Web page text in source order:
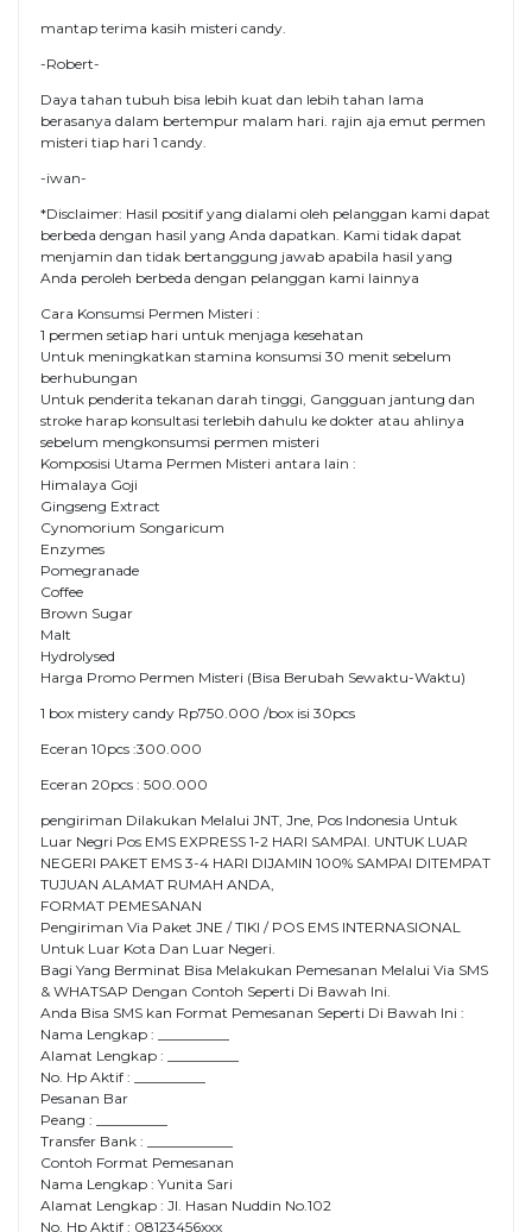
mantap terima kasih misteri candy.
-Robert-
Daya tahan tubuh bisa lebih kuat dan lebih tahan lama
berasanya dalam bertempur malam hari. rajin aja emut permen
misteri tiap hari 1 candy.
-iwan-
*Disclaimer: Hasil positif yang dialami oleh pelanggan kami dapat
berbeda dengan hasil yang Anda dapatkan. Kami tidak dapat
menjamin dan tidak bertanggung jawab apabila hasil yang
Anda peroleh berbeda dengan pelanggan kami lainnya
Cara Konsumsi Permen Misteri :
1 permen setiap hari untuk menjaga kesehatan
Untuk meningkatkan stamina konsumsi 30 menit sebelum
berhubungan
Untuk penderita tekanan darah tinggi, Gangguan jantung dan
stroke harap konsultasi terlebih dahulu ke dokter atau ahlinya
sebelum mengkonsumsi permen misteri
Komposisi Utama Permen Misteri antara lain :
Himalaya Goji
Gingseng Extract
Cynomorium Songaricum
Enzymes
Pomegranade
Coffee
Brown Sugar
Malt
Hydrolysed
Harga Promo Permen Misteri (Bisa Berubah Sewaktu-Waktu)
1 box mistery candy Rp750.000 /box isi 30pcs
Eceran 10pcs :300.000
Eceran 20pcs : 500.000
pengiriman Dilakukan Melalui JNT, Jne, Pos Indonesia Untuk
Luar Negri Pos EMS EXPRESS 1-2 HARI SAMPAI. UNTUK LUAR
NEGERI PAKET EMS 3-4 HARI DIJAMIN 100% SAMPAI DITEMPAT
TUJUAN ALAMAT RUMAH ANDA,
FORMAT PEMESANAN
Pengiriman Via Paket JNE / TIKI / POS EMS INTERNASIONAL
Untuk Luar Kota Dan Luar Negeri.
Bagi Yang Berminat Bisa Melakukan Pemesanan Melalui Via SMS
& WHATSAP Dengan Contoh Seperti Di Bawah Ini.
Anda Bisa SMS kan Format Pemesanan Seperti Di Bawah Ini :
Nama Lengkap : __________
Alamat Lengkap : __________
No. Hp Aktif : __________
Pesanan Bar
Peang : __________
Transfer Bank : ____________
Contoh Format Pemesanan
Nama Lengkap : Yunita Sari
Alamat Lengkap : Jl. Hasan Nuddin No.102
No. Hp Aktif : 08123456xxx